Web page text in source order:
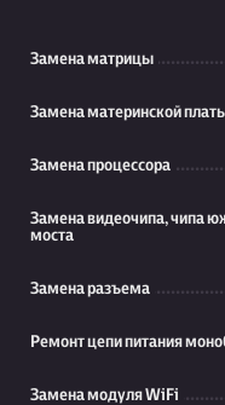
Замена матрицы
Замена материнской
Замена процессора
Замена видеочипа, чипа
моста
Замена разъема
Ремонт цепи питания
Замена модуля WiFi